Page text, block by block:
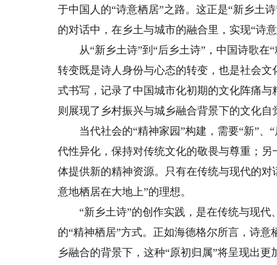
于中国人的“诗意栖居”之路。这正是“新乡土
的对话中，在乡土与城市的融合里，实现“诗
从“新乡土诗”到“后乡土诗”，中国诗歌在“
转变既是诗人身份与心态的转变，也是社会文
式书写，记录了中国城市化初期的文化阵痛与
则展现了乡村振兴与城乡融合背景下的文化自
当代社会的“精神家园”构建，需要“新”、“
代性异化，保持对传统文化的敬畏与尊重；
体提供新的精神资源。只有在传统与现代的
意地栖居在大地上”的理想。
“新乡土诗”的创作实践，是在传统与现代
的“精神栖居”方式。正如海德格尔所言，诗
乡融合的背景下，这种“原初归属”将呈现出